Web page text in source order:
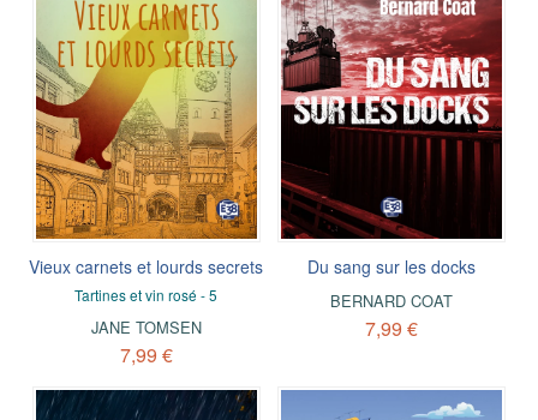
Vieux carnets et lourds secrets
Tartines et vin rosé - 5
JANE TOMSEN
7,99 €
Du sang sur les docks
BERNARD COAT
7,99 €